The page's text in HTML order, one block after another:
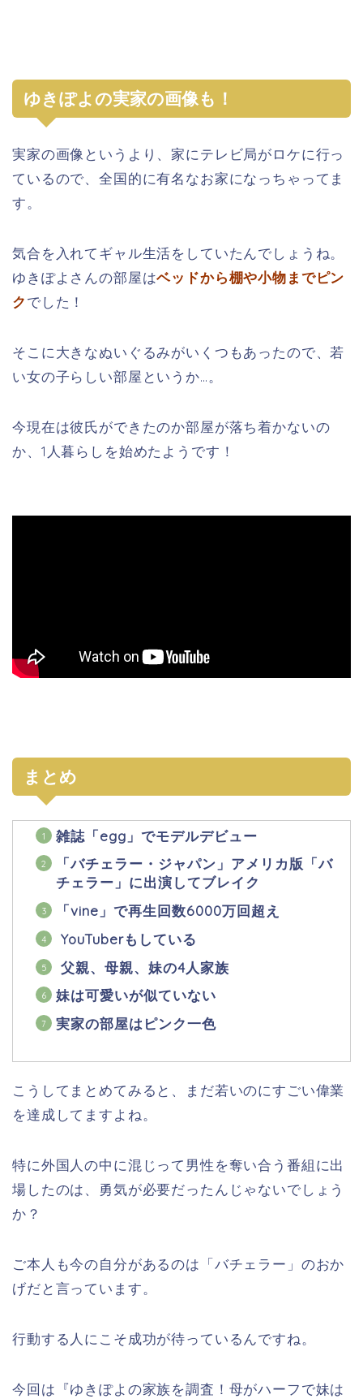
ゆきぽよの実家の画像も！
実家の画像というより、家にテレビ局がロケに行っ
ているので、全国的に有名なお家になっちゃってま
す。
気合を入れてギャル生活をしていたんでしょうね。
ゆきぽよさんの部屋はベッドから棚や小物までピン
クでした！
そこに大きなぬいぐるみがいくつもあったので、若
い女の子らしい部屋というか…。
今現在は彼氏ができたのか部屋が落ち着かないの
か、1人暮らしを始めたようです！
まとめ
雑誌「egg」でモデルデビュー
「バチェラー・ジャパン」アメリカ版「バ
チェラー」に出演してブレイク
「vine」で再生回数6000万回超え
YouTuberもしている
父親、母親、妹の4人家族
妹は可愛いが似ていない
実家の部屋はピンク一色
こうしてまとめてみると、まだ若いのにすごい偉業
を達成してますよね。
特に外国人の中に混じって男性を奪い合う番組に出
場したのは、勇気が必要だったんじゃないでしょう
か？
ご本人も今の自分があるのは「バチェラー」のおか
げだと言っています。
行動する人にこそ成功が待っているんですね。
今回は 『ゆきぽよの家族を調査！母がハーフで妹は